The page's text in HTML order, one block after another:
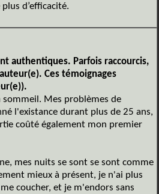
d’efficacité.
authentiques. Parfois raccourcis,
Ces témoignages
Mes problèmes de
l'existance durant plus de 25 ans,
coûté également mon premier
mes nuits se sont se sont comme
mieux à présent, je n'ai plus
coucher, et je m'endors sans